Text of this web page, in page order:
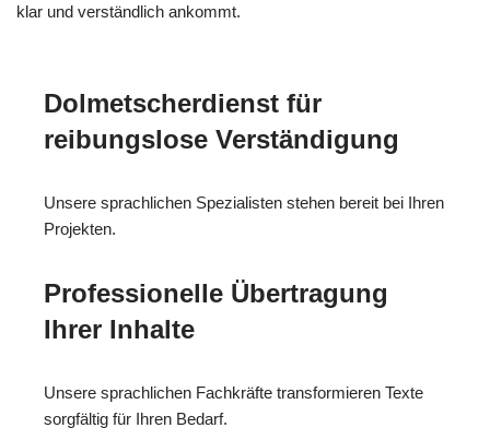
klar und verständlich ankommt.
Dolmetscherdienst für
reibungslose Verständigung
Unsere sprachlichen Spezialisten stehen bereit bei Ihren
Projekten.
Professionelle Übertragung
Ihrer Inhalte
Unsere sprachlichen Fachkräfte transformieren Texte
sorgfältig für Ihren Bedarf.